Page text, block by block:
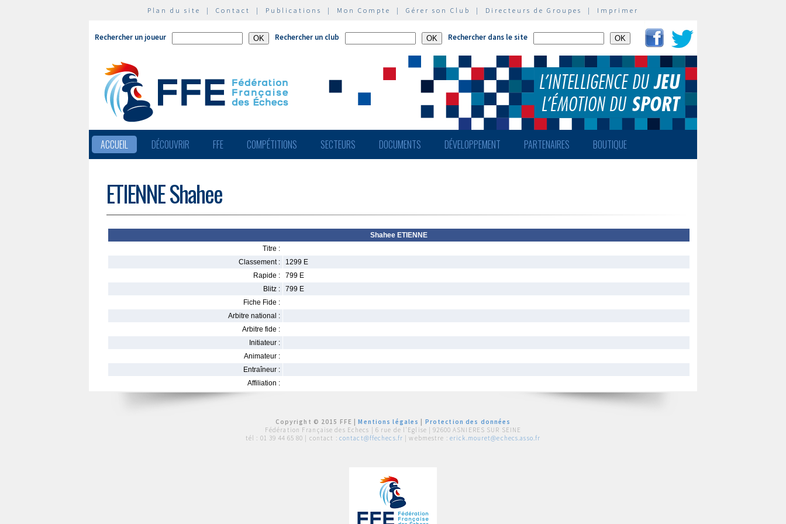
Plan du site | Contact | Publications | Mon Compte | Gérer son Club | Directeurs de Groupes | Imprimer
Rechercher un joueur Rechercher un club Rechercher dans le site
ACCUEIL DÉCOUVRIR FFE COMPÉTITIONS SECTEURS DOCUMENTS DÉVELOPPEMENT PARTENAIRES BOUTIQUE
ETIENNE Shahee
Shahee ETIENNE
Titre :
Classement :
1299 E
Rapide :
799 E
Blitz :
799 E
Fiche Fide :
Arbitre national :
Arbitre fide :
Initiateur :
Animateur :
Entraîneur :
Affiliation :
Copyright © 2015 FFE |Mentions légales
Protection des données
Fédération Française des Echecs | 6 rue de l'Eglise | 92600 ASNIERES SUR SEINE
tél : 01 39 44 65 80 | contact : contact@ffechecs.fr | webmestre : erick.mouret@echecs.asso.fr